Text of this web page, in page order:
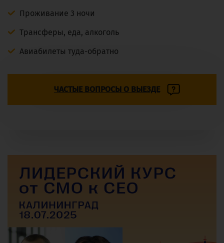
Проживание 3 ночи
Трансферы, еда, алкоголь
Авиабилеты туда-обратно
ЧАСТЫЕ ВОПРОСЫ О ВЫЕЗДЕ